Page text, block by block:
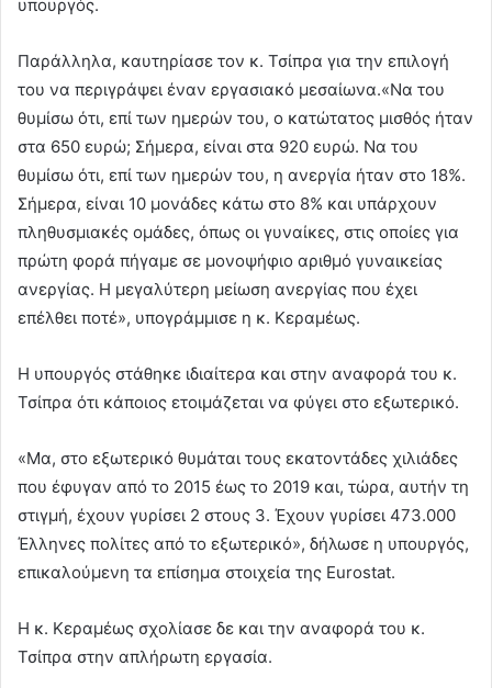
υπουργός.
Παράλληλα, καυτηρίασε τον κ. Τσίπρα για την επιλογή
του να περιγράψει έναν εργασιακό μεσαίωνα.«Να του
θυμίσω ότι, επί των ημερών του, ο κατώτατος μισθός ήταν
στα 650 ευρώ; Σήμερα, είναι στα 920 ευρώ. Να του
θυμίσω ότι, επί των ημερών του, η ανεργία ήταν στο 18%.
Σήμερα, είναι 10 μονάδες κάτω στο 8% και υπάρχουν
πληθυσμιακές ομάδες, όπως οι γυναίκες, στις οποίες για
πρώτη φορά πήγαμε σε μονοψήφιο αριθμό γυναικείας
ανεργίας. Η μεγαλύτερη μείωση ανεργίας που έχει
επέλθει ποτέ», υπογράμμισε η κ. Κεραμέως.
Η υπουργός στάθηκε ιδιαίτερα και στην αναφορά του κ.
Τσίπρα ότι κάποιος ετοιμάζεται να φύγει στο εξωτερικό.
«Μα, στο εξωτερικό θυμάται τους εκατοντάδες χιλιάδες
που έφυγαν από το 2015 έως το 2019 και, τώρα, αυτήν τη
στιγμή, έχουν γυρίσει 2 στους 3. Έχουν γυρίσει 473.000
Έλληνες πολίτες από το εξωτερικό», δήλωσε η υπουργός,
επικαλούμενη τα επίσημα στοιχεία της Eurostat.
Η κ. Κεραμέως σχολίασε δε και την αναφορά του κ.
Τσίπρα στην απλήρωτη εργασία.